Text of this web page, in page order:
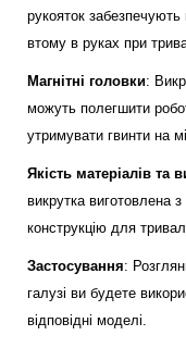
рукояток
втому в руках при
Магнітні головки:
можуть полегшити
утримувати гвинти на
Якість матеріалів та
викрутка виготовлена
конструкцію для
Застосування:
галузі ви будете
відповідні моделі.